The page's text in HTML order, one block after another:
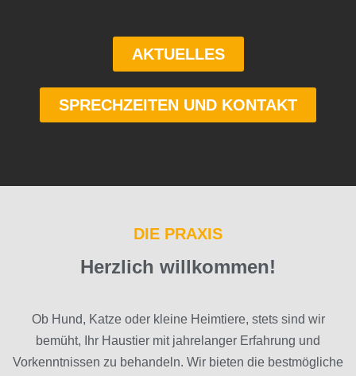
AKTUELLES
SPRECHZEITEN UND KONTAKT
DIE PRAXIS
Herzlich willkommen!
Ob Hund, Katze oder kleine Heimtiere, stets sind wir
bemüht, Ihr Haustier mit jahrelanger Erfahrung und
Vorkenntnissen zu behandeln. Wir bieten die bestmögliche